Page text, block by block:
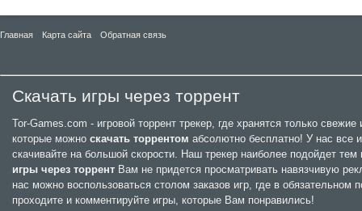
Главная Карта сайта Обратная связь
Скачать игры через торрент
Tor-Games.com - игровой торрент трекер, где хранятся только
которые можно скачать торрентом абсолютно бесплатно! У нас все
скачивайте на большой скорости. Наш трекер наиболее подойдет
игры через торрент Вам не придется просматривать навязчивую
нас можно воспользоваться столом заказов игр, где в
проходите и комментируйте игры, которые Вам понравились!